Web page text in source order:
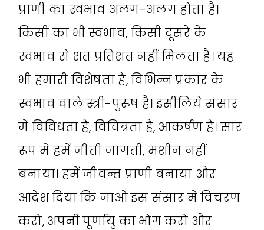
प्राणी का स्वभाव अलग-अलग होता है।
किसी का भी स्वभाव, किसी दूसरे के
स्वभाव से शत प्रतिशत नहीं मिलता है। यह
भी हमारी विशेषता है, विभिन्न प्रकार के
स्वभाव वाले स्त्री-पुरुष है। इसीलिये संसार
में विविधता है, विचित्रता है, आकर्षण है। सार
रूप में हमें जीती जागती, मशीन नहीं
बनाया। हमें जीवन्त प्राणी बनाया और
आदेश दिया कि जाओ इस संसार में विचरण
करो, अपनी पूर्णायु का भोग करो और